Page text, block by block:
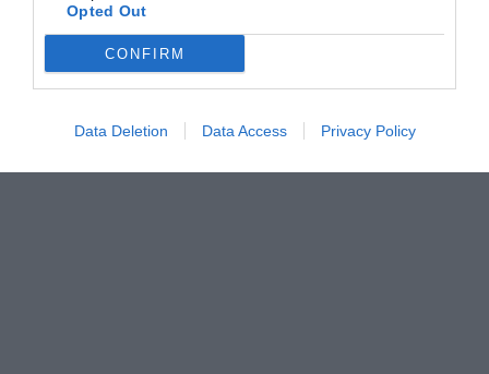
Opted Out
CONFIRM
Data Deletion Data Access Privacy Policy